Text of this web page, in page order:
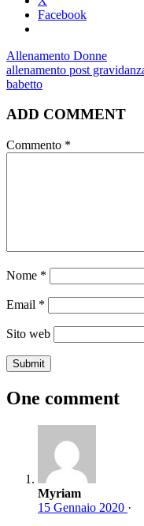
Facebook
Allenamento Donne
allenamento post
babetto
ADD COMMENT
Commento *
Nome *
Email *
Sito web
One comment
Myriam
15 Gennaio 2020 ·